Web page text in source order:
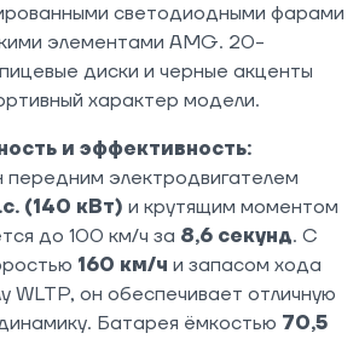
светодиодными фарами
элементами AMG. 20-
диски и черные акценты
характер модели.
и эффективность:
электродвигателем
(140 кВт) и крутящим моментом
до 100 км/ч за 8,6 секунд. С
160 км/ч и запасом хода
WLTP, он обеспечивает отличную
Батарея ёмкостью 70,5